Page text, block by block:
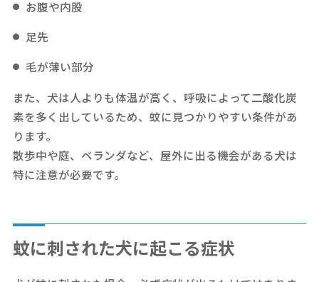
お腹や内股
足先
毛が薄い部分
また、犬は人よりも体温が高く、呼吸によって二酸化炭
素を多く出しているため、蚊に見つかりやすい条件があ
ります。
散歩中や庭、ベランダなど、屋外に出る機会がある犬は
特に注意が必要です。
蚊に刺された犬に起こる症状